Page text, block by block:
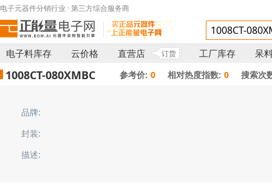
电子元器件分销行业 · 第三方综合服务商
电子料库存 云价格 直营店 订货 工厂库存 呆
1008CT-080XMBC 参考价: 0 相对热度指数: 0 搜索次
品牌:
封装:
描述: